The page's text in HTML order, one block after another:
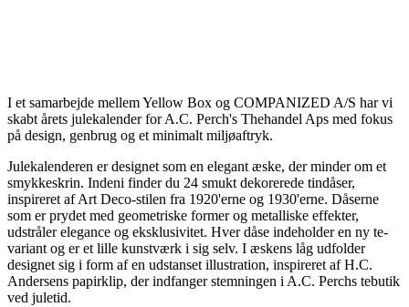
I et samarbejde mellem Yellow Box og COMPANIZED A/S har vi
skabt årets julekalender for A.C. Perch's Thehandel Aps med fokus
på design, genbrug og et minimalt miljøaftryk.
Julekalenderen er designet som en elegant æske, der minder om et
smykkeskrin. Indeni finder du 24 smukt dekorerede tindåser,
inspireret af Art Deco-stilen fra 1920'erne og 1930'erne. Dåserne
som er prydet med geometriske former og metalliske effekter,
udstråler elegance og eksklusivitet. Hver dåse indeholder en ny te-
variant og er et lille kunstværk i sig selv. I æskens låg udfolder
designet sig i form af en udstanset illustration, inspireret af H.C.
Andersens papirklip, der indfanger stemningen i A.C. Perchs tebutik
ved juletid.